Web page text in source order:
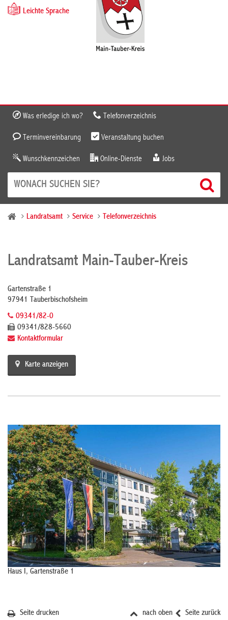
Leichte Sprache
Was erledige ich wo? Telefonverzeichnis
Terminvereinbarung Veranstaltung buchen
Wunschkennzeichen Online-Dienste Jobs
Landratsamt Service Telefonverzeichnis
Landratsamt Main-Tauber-Kreis
Gartenstraße 1
97941 Tauberbischofsheim
09341/82-0
09341/828-5660
Kontaktformular
Karte anzeigen
Haus I, Gartenstraße 1
Seite zurück
nach oben
Seite drucken